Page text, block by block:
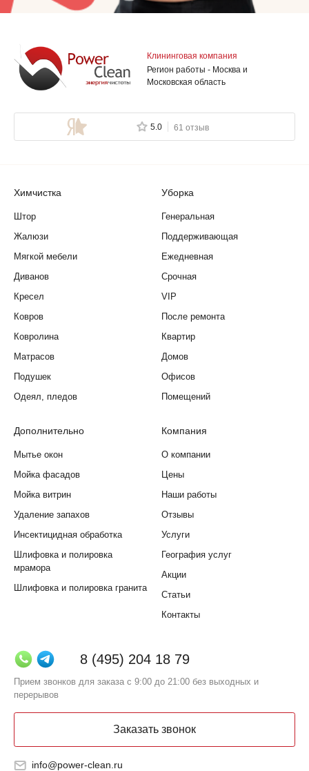
Клининговая компания
Регион работы - Москва и
Московская область
5.0 61 отзыв
8 (495) 204 18 79
Прием звонков для заказа с 9:00 до 21:00 без выходных и
перерывов
Заказать звонок
info@power-clean.ru
Химчистка
Штор
Жалюзи
Мягкой мебели
Диванов
Кресел
Ковров
Ковролина
Матрасов
Подушек
Одеял, пледов
Уборка
Генеральная
Поддерживающая
Ежедневная
Срочная
VIP
После ремонта
Квартир
Домов
Офисов
Помещений
Дополнительно
Мытье окон
Мойка фасадов
Мойка витрин
Удаление запахов
Инсектицидная обработка
Шлифовка и полировка
мрамора
Шлифовка и полировка гранита
Компания
О компании
Цены
Наши работы
Отзывы
Услуги
География услуг
Акции
Статьи
Контакты